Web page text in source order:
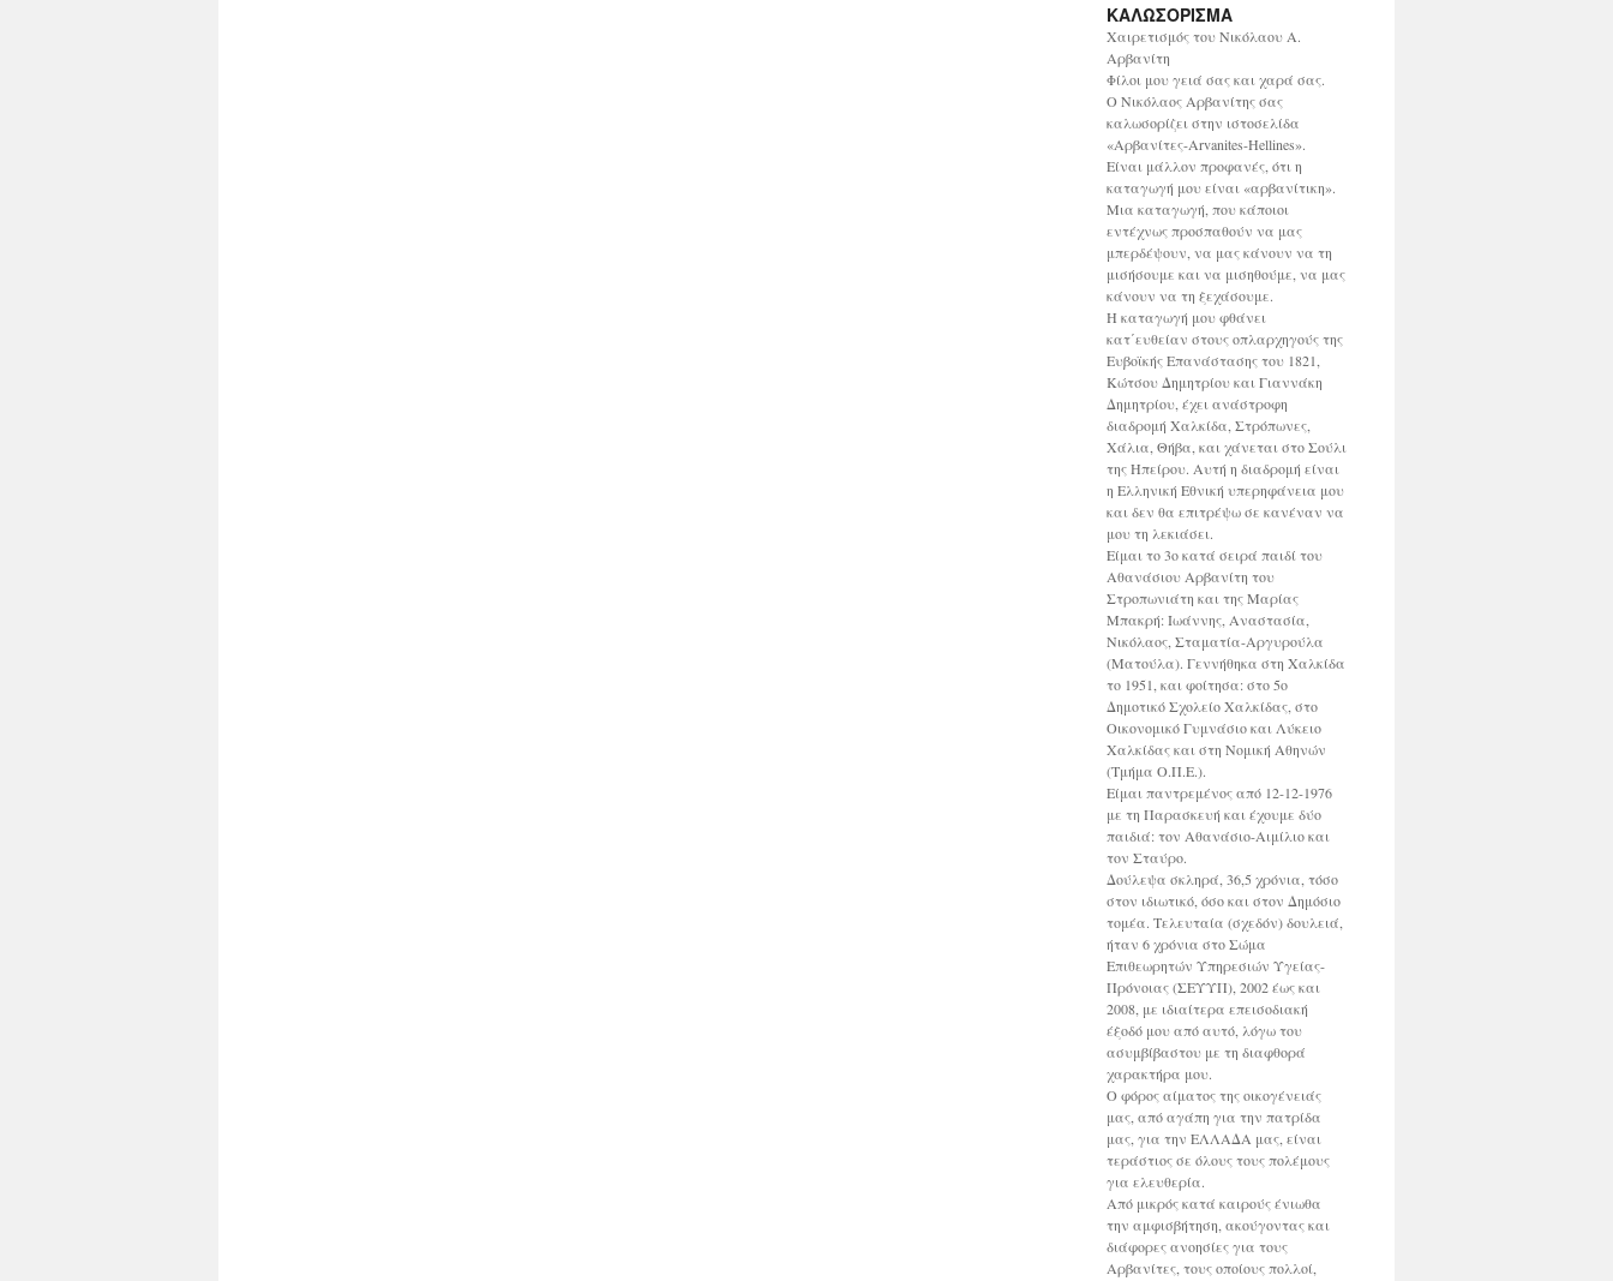
ΚΑΛΩΣΟΡΙΣΜΑ
Χαιρετισμός του Νικόλαου Α.
Αρβανίτη
Φίλοι μου γειά σας και χαρά σας.
Ο Νικόλαος Αρβανίτης σας
καλωσορίζει στην ιστοσελίδα
«Αρβανίτες-Arvanites-Hellines».
Είναι μάλλον προφανές, ότι η
καταγωγή μου είναι «αρβανίτικη».
Μια καταγωγή, που κάποιοι
εντέχνως προσπαθούν να μας
μπερδέψουν, να μας κάνουν να τη
μισήσουμε και να μισηθούμε, να μας
κάνουν να τη ξεχάσουμε.
Η καταγωγή μου φθάνει
κατ΄ευθείαν στους οπλαρχηγούς της
Ευβοϊκής Επανάστασης του 1821,
Κώτσου Δημητρίου και Γιαννάκη
Δημητρίου, έχει ανάστροφη
διαδρομή Χαλκίδα, Στρόπωνες,
Χάλια, Θήβα, και χάνεται στο Σούλι
της Ηπείρου. Αυτή η διαδρομή είναι
η Ελληνική Εθνική υπερηφάνεια μου
και δεν θα επιτρέψω σε κανέναν να
μου τη λεκιάσει.
Είμαι το 3ο κατά σειρά παιδί του
Αθανάσιου Αρβανίτη του
Στροπωνιάτη και της Μαρίας
Μπακρή: Ιωάννης, Αναστασία,
Νικόλαος, Σταματία-Αργυρούλα
(Ματούλα). Γεννήθηκα στη Χαλκίδα
το 1951, και φοίτησα: στο 5ο
Δημοτικό Σχολείο Χαλκίδας, στο
Οικονομικό Γυμνάσιο και Λύκειο
Χαλκίδας και στη Νομική Αθηνών
(Τμήμα Ο.Π.Ε.).
Είμαι παντρεμένος από 12-12-1976
με τη Παρασκευή και έχουμε δύο
παιδιά: τον Αθανάσιο-Αιμίλιο και
τον Σταύρο.
Δούλεψα σκληρά, 36,5 χρόνια, τόσο
στον ιδιωτικό, όσο και στον Δημόσιο
τομέα. Τελευταία (σχεδόν) δουλειά,
ήταν 6 χρόνια στο Σώμα
Επιθεωρητών Υπηρεσιών Υγείας-
Πρόνοιας (ΣΕΥΥΠ), 2002 έως και
2008, με ιδιαίτερα επεισοδιακή
έξοδό μου από αυτό, λόγω του
ασυμβίβαστου με τη διαφθορά
χαρακτήρα μου.
Ο φόρος αίματος της οικογένειάς
μας, από αγάπη για την πατρίδα
μας, για την ΕΛΛΑΔΑ μας, είναι
τεράστιος σε όλους τους πολέμους
για ελευθερία.
Από μικρός κατά καιρούς ένιωθα
την αμφισβήτηση, ακούγοντας και
διάφορες ανοησίες για τους
Αρβανίτες, τους οποίους πολλοί,